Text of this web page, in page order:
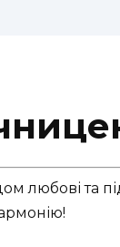
любові та